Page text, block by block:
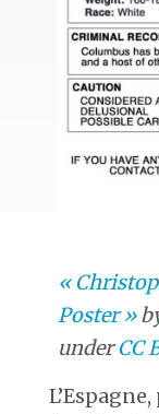
«
Poster »
underCC